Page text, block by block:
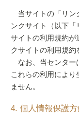
当サイトの「リン
ンクサイト（以下
サイトの利用規約が
クサイトの利用規約
なお、当センター
これらの利用によ
ません。
4. 個人情報保護